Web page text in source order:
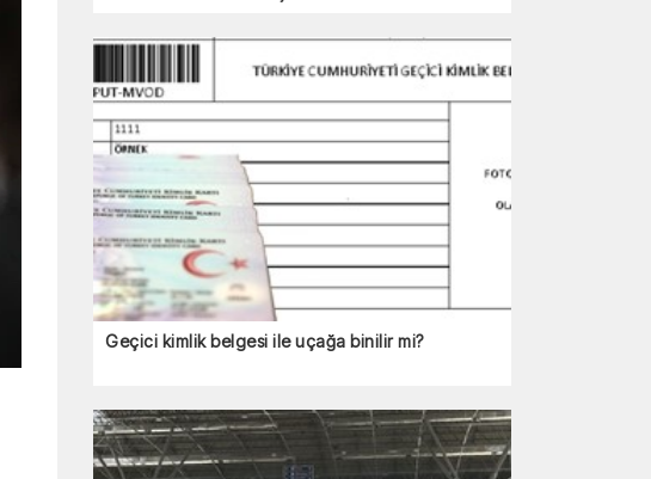
Geçici kimlik belgesi ile uçağa binilir mi?